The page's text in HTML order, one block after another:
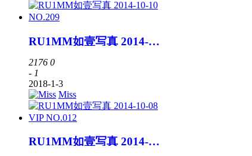
RU1MM如壹写真 2014-10-10 NO.209
2176 0
- 1
2018-1-3
Miss
RU1MM如壹写真 2014-10-08 VIP NO.012